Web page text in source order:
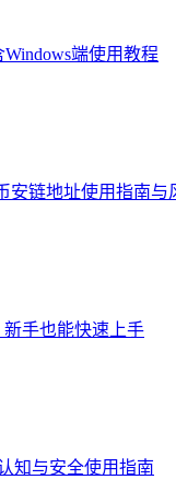
端使用教程
安链地址使用指南与
新手也能快速上手
知与安全使用指南